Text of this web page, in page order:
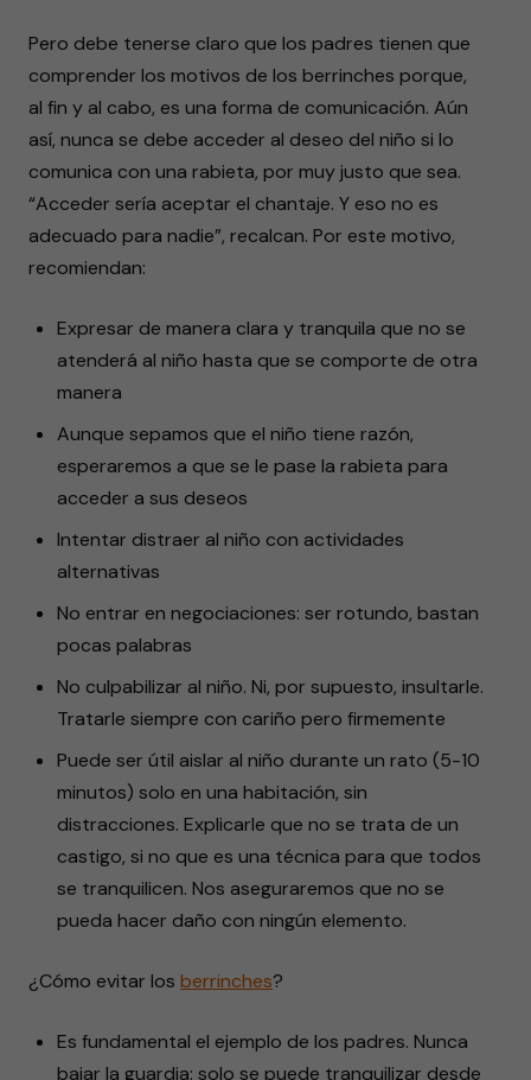
Pero debe tenerse claro que los padres tienen que
comprender los motivos de los berrinches porque,
al fin y al cabo, es una forma de comunicación. Aún
así, nunca se debe acceder al deseo del niño si lo
comunica con una rabieta, por muy justo que sea.
“Acceder sería aceptar el chantaje. Y eso no es
adecuado para nadie”, recalcan. Por este motivo,
recomiendan:
Expresar de manera clara y tranquila que no se
atenderá al niño hasta que se comporte de otra
manera
Aunque sepamos que el niño tiene razón,
esperaremos a que se le pase la rabieta para
acceder a sus deseos
Intentar distraer al niño con actividades
alternativas
No entrar en negociaciones: ser rotundo, bastan
pocas palabras
No culpabilizar al niño. Ni, por supuesto, insultarle.
Tratarle siempre con cariño pero firmemente
Puede ser útil aislar al niño durante un rato (5-10
minutos) solo en una habitación, sin
distracciones. Explicarle que no se trata de un
castigo, si no que es una técnica para que todos
se tranquilicen. Nos aseguraremos que no se
pueda hacer daño con ningún elemento.
¿Cómo evitar los berrinches?
Es fundamental el ejemplo de los padres. Nunca
bajar la guardia: solo se puede tranquilizar desde